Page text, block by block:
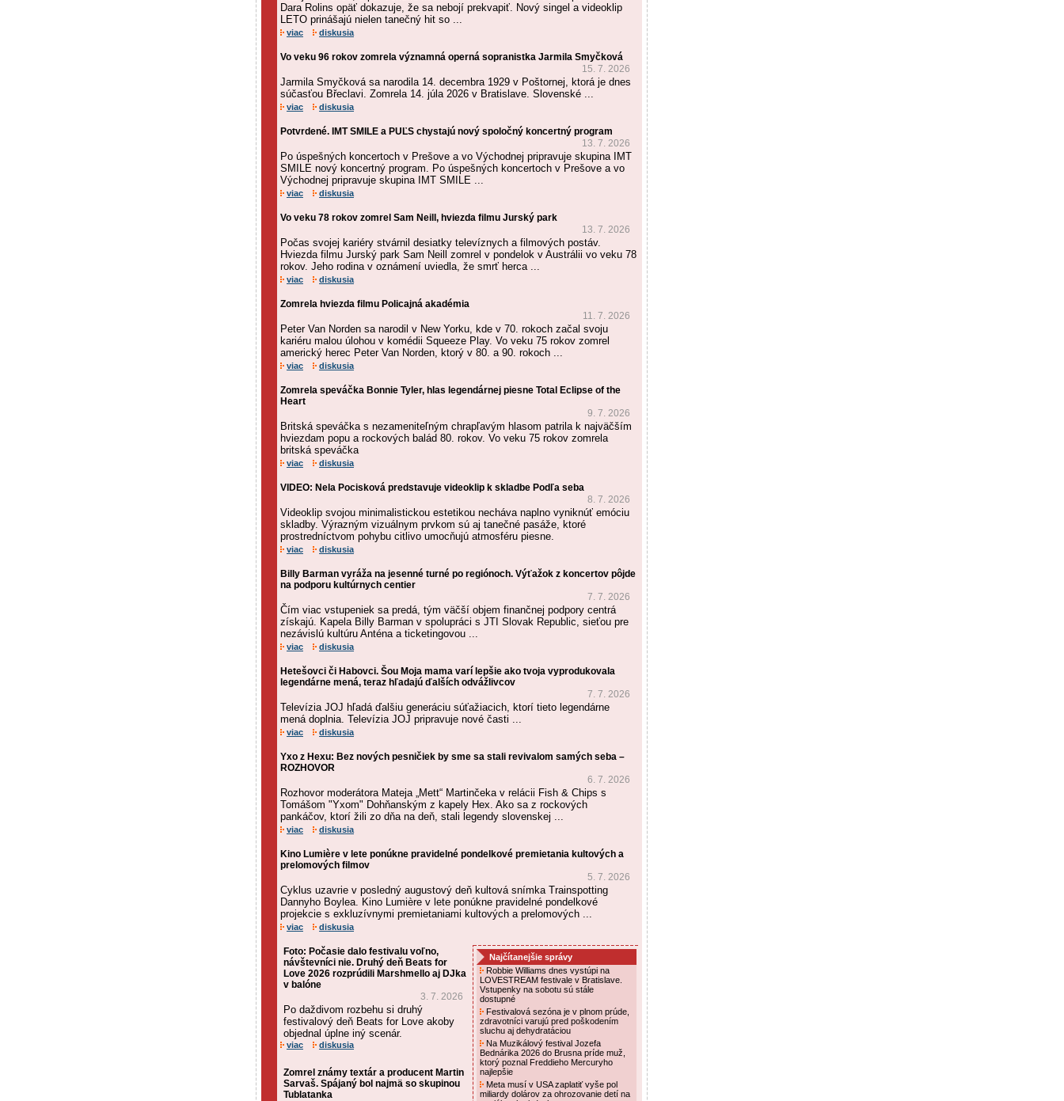
Dara Rolins opäť dokazuje, že sa nebojí prekvapiť. Nový singel a videoklip
LETO prinášajú nielen tanečný hit so ...
viac diskusia
Vo veku 96 rokov zomrela významná operná sopranistka Jarmila Smyčková
15. 7. 2026
Jarmila Smyčková sa narodila 14. decembra 1929 v Poštornej, ktorá je dnes
súčasťou Břeclavi. Zomrela 14. júla 2026 v Bratislave. Slovenské ...
viac diskusia
Potvrdené. IMT SMILE a PUĽS chystajú nový spoločný koncertný program
13. 7. 2026
Po úspešných koncertoch v Prešove a vo Východnej pripravuje skupina IMT
SMILE nový koncertný program. Po úspešných koncertoch v Prešove a vo
Východnej pripravuje skupina IMT SMILE ...
viac diskusia
Vo veku 78 rokov zomrel Sam Neill, hviezda filmu Jurský park
13. 7. 2026
Počas svojej kariéry stvárnil desiatky televíznych a filmových postáv.
Hviezda filmu Jurský park Sam Neill zomrel v pondelok v Austrálii vo veku 78
rokov. Jeho rodina v oznámení uviedla, že smrť herca ...
viac diskusia
Zomrela hviezda filmu Policajná akadémia
11. 7. 2026
Peter Van Norden sa narodil v New Yorku, kde v 70. rokoch začal svoju
kariéru malou úlohou v komédii Squeeze Play. Vo veku 75 rokov zomrel
americký herec Peter Van Norden, ktorý v 80. a 90. rokoch ...
viac diskusia
Zomrela speváčka Bonnie Tyler, hlas legendárnej piesne Total Eclipse of the
Heart
9. 7. 2026
Britská speváčka s nezameniteľným chrapľavým hlasom patrila k najväčším
hviezdam popu a rockových balád 80. rokov. Vo veku 75 rokov zomrela
britská speváčka
viac diskusia
VIDEO: Nela Pocisková predstavuje videoklip k skladbe Podľa seba
8. 7. 2026
Videoklip svojou minimalistickou estetikou necháva naplno vyniknúť emóciu
skladby. Výrazným vizuálnym prvkom sú aj tanečné pasáže, ktoré
prostredníctvom pohybu citlivo umocňujú atmosféru piesne.
viac diskusia
Billy Barman vyráža na jesenné turné po regiónoch. Výťažok z koncertov pôjde
na podporu kultúrnych centier
7. 7. 2026
Čím viac vstupeniek sa predá, tým väčší objem finančnej podpory centrá
získajú. Kapela Billy Barman v spolupráci s JTI Slovak Republic, sieťou pre
nezávislú kultúru Anténa a ticketingovou ...
viac diskusia
Hetešovci či Habovci. Šou Moja mama varí lepšie ako tvoja vyprodukovala
legendárne mená, teraz hľadajú ďalších odvážlivcov
7. 7. 2026
Televízia JOJ hľadá ďalšiu generáciu súťažiacich, ktorí tieto legendárne
mená doplnia. Televízia JOJ pripravuje nové časti ...
viac diskusia
Yxo z Hexu: Bez nových pesničiek by sme sa stali revivalom samých seba –
ROZHOVOR
6. 7. 2026
Rozhovor moderátora Mateja „Mett“ Martinčeka v relácii Fish & Chips s
Tomášom "Yxom" Dohňanským z kapely Hex. Ako sa z rockových
pankáčov, ktorí žili zo dňa na deň, stali legendy slovenskej ...
viac diskusia
Kino Lumière v lete ponúkne pravidelné pondelkové premietania kultových a
prelomových filmov
5. 7. 2026
Cyklus uzavrie v posledný augustový deň kultová snímka Trainspotting
Dannyho Boylea. Kino Lumière v lete ponúkne pravidelné pondelkové
projekcie s exkluzívnymi premietaniami kultových a prelomových ...
viac diskusia
Foto: Počasie dalo festivalu voľno,
návštevníci nie. Druhý deň Beats for
Love 2026 rozprúdili Marshmello aj DJka
v balóne
3. 7. 2026
Po daždivom rozbehu si druhý
festivalový deň Beats for Love akoby
objednal úplne iný scenár.
viac diskusia
Zomrel známy textár a producent Martin
Sarvaš. Spájaný bol najmä so skupinou
Tublatanka
Najčítanejšie správy
Robbie Williams dnes vystúpi na
LOVESTREAM festivale v Bratislave.
Vstupenky na sobotu sú stále
dostupné
Festivalová sezóna je v plnom prúde,
zdravotníci varujú pred poškodením
sluchu aj dehydratáciou
Na Muzikálový festival Jozefa
Bednárika 2026 do Brusna príde muž,
ktorý poznal Freddieho Mercuryho
najlepšie
Meta musí v USA zaplatiť vyše pol
miliardy dolárov za ohrozovanie detí na